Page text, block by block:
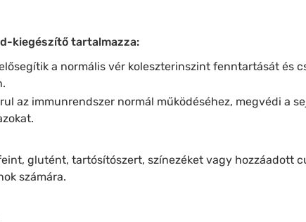
kiegészítő tartalmazza:
a normális vér koleszterinszint fenntartását és
az immunrendszer normál működéséhez, megvédi a
glutént, tartósítószert, színezéket vagy hozzáadott
számára.